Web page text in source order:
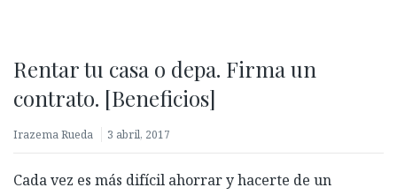
Rentar tu casa o depa. Firma un
contrato. [Beneficios]
Irazema Rueda 3 abril, 2017
Cada vez es más difícil ahorrar y hacerte de un